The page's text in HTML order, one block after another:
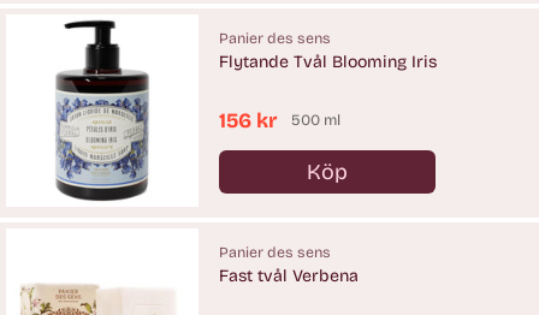
Panier des sens
Flytande Tvål Blooming Iris
156 kr 500 ml
Köp
Antal
Panier des sens
Fast tvål Verbena